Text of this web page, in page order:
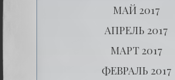
МАЙ 2017
АПРЕЛЬ 2017
МАРТ 2017
ФЕВРАЛЬ 2017